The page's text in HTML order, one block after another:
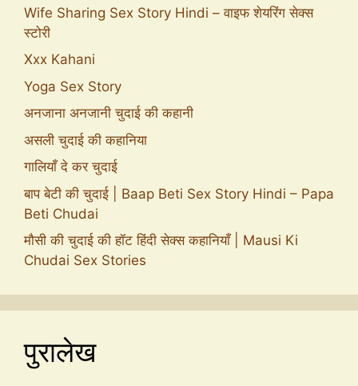
Wife Sharing Sex Story Hindi – वाइफ शेयरिंग सेक्स
स्टोरी
Xxx Kahani
Yoga Sex Story
अनजाना अनजानी चुदाई की कहानी
असली चुदाई की कहानिया
गालियाँ दे कर चुदाई
बाप बेटी की चुदाई | Baap Beti Sex Story Hindi – Papa
Beti Chudai
मौसी की चुदाई की हॉट हिंदी सेक्स कहानियाँ | Mausi Ki
Chudai Sex Stories
पुरालेख